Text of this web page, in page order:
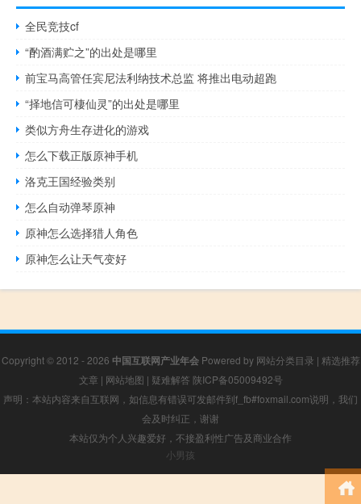
全民竞技cf
“酌酒满贮之”的出处是哪里
前宝马高管任宾尼法利纳技术总监 将推出电动超跑
“择地信可棲仙灵”的出处是哪里
类似方舟生存进化的游戏
怎么下载正版原神手机
洛克王国经验类别
怎么自动弹琴原神
原神怎么选择猎人角色
原神怎么让天气变好
Copyright © 2012 - 2026 中国互联网产业年会Powered by 网站分类目录 | 精选推荐
文章 | 网站地图 | 疑难解答 陕ICP备05009492号
声明：本站内容来自互联网，如信息有错误可发邮件到f_fb#foxmail.com说明，我们
会及时纠正，谢谢
本站仅为个人兴趣爱好，不接盈利性广告及商业合作
小男孩